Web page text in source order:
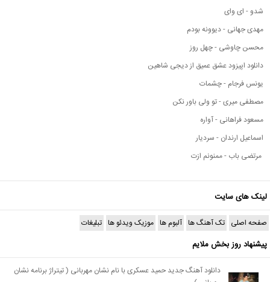
شدو - ای وای
مهدی جهانی - دیوونه بودم
محسن چاوشی - چهل روز
دانلود اپیزود عشق عمیق از دیجی شاهین
یونس فرجام - چشمات
مصطفی میری - تو ولی باور نکن
مسعود فراهانی - آواره
اسماعیل ارندان - سردیار
مرتضی باب - ممنونم ازت
لینک های سایت
صفحه اصلی تک آهنگ ها آلبوم ها موزیک ویدئو ها تبلیغات
پیشنهاد روز بخش ملایم
دانلود آهنگ جدید حمید عسکری با نام نشان مهربانی ( تیتراژ برنامه نشان